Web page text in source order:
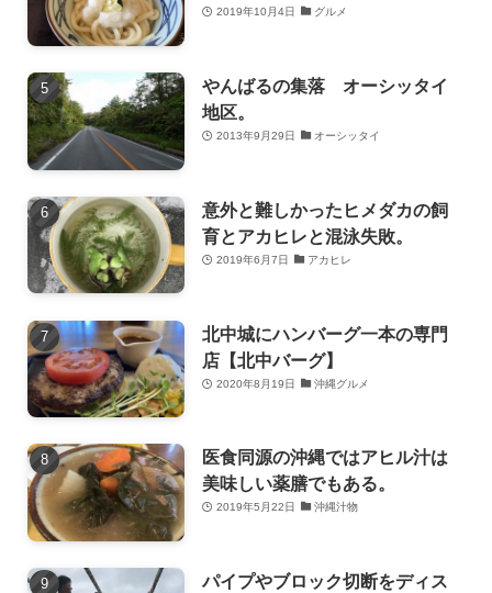
2019年10月4日 グルメ
やんばるの集落 オーシッタイ
地区。
2013年9月29日 オーシッタイ
意外と難しかったヒメダカの飼
育とアカヒレと混泳失敗。
2019年6月7日 アカヒレ
北中城にハンバーグ一本の専門
店【北中バーグ】
2020年8月19日 沖縄グルメ
医食同源の沖縄ではアヒル汁は
美味しい薬膳でもある。
2019年5月22日 沖縄汁物
パイプやブロック切断をディス